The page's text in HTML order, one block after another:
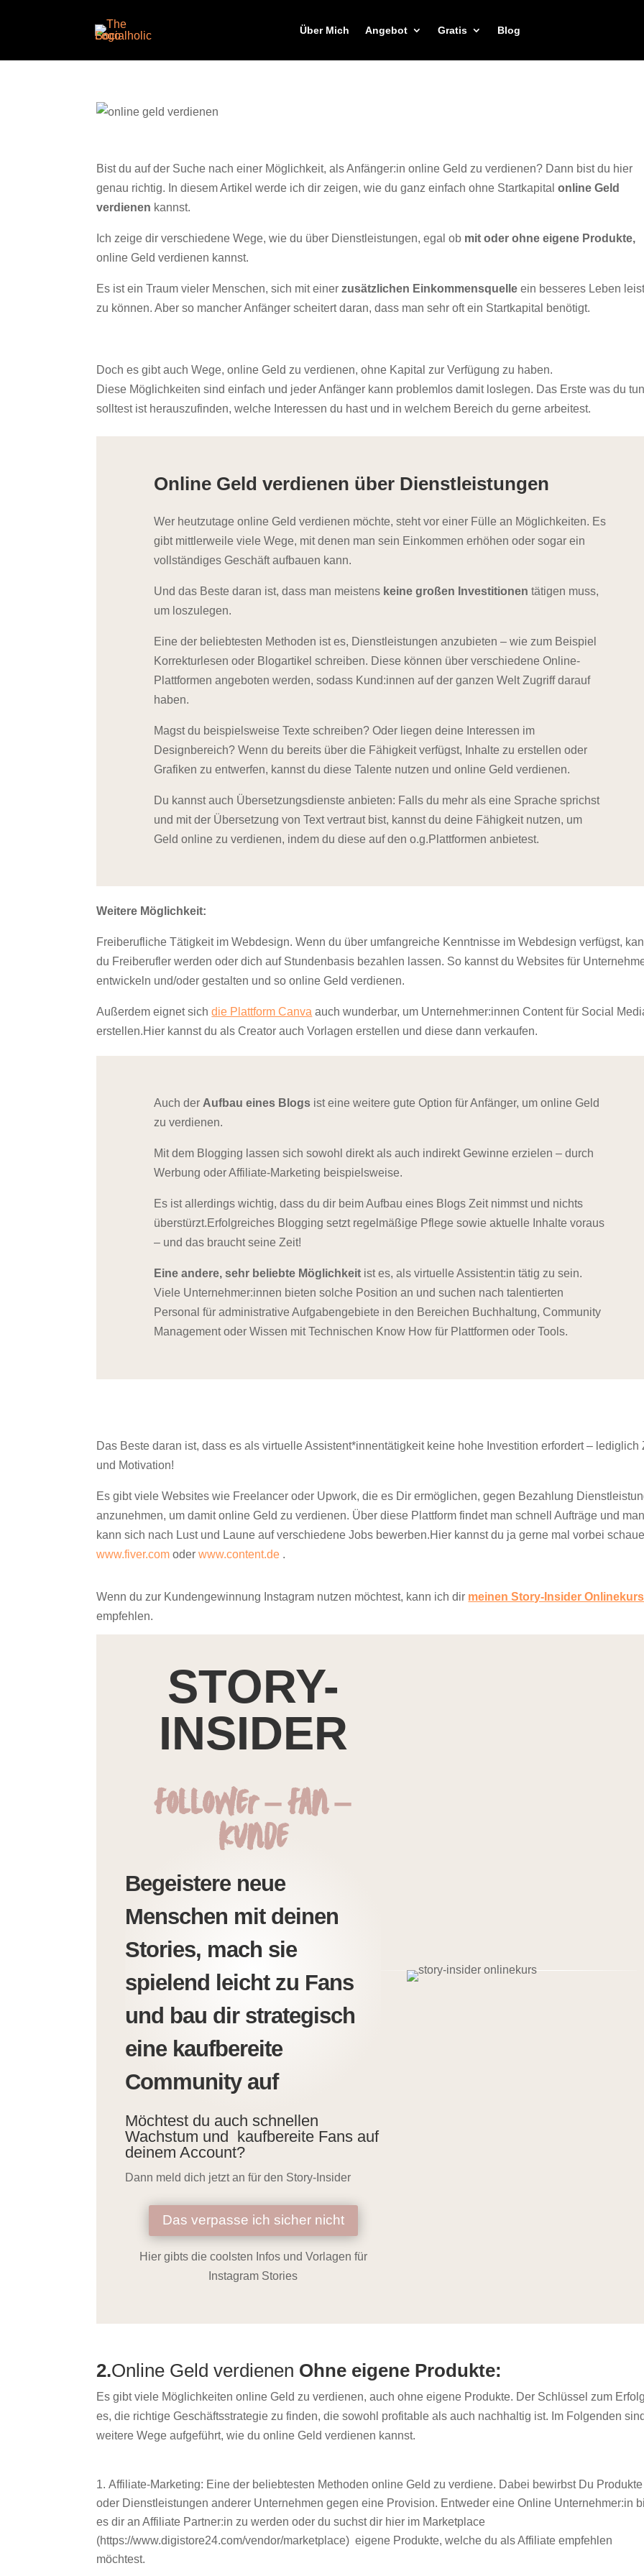
Über Mich Angebot Gratis Blog
Bist du auf der Suche nach einer Möglichkeit, als Anfänger:in online Geld zu verdienen? Dann bist du hier
genau richtig. In diesem Artikel werde ich dir zeigen, wie du ganz einfach ohne Startkapitalonline Geld
verdienen kannst.
Ich zeige dir verschiedene Wege, wie du über Dienstleistungen, egal ob mit oder ohne eigene Produkte,
online Geld verdienen kannst.
Es ist ein Traum vieler Menschen, sich mit einerzusätzlichen Einkommensquelle ein besseres Leben
zu können. Aber so mancher Anfänger scheitert daran, dass man sehr oft ein Startkapital benötigt.
Doch es gibt auch Wege, online Geld zu verdienen, ohne Kapital zur Verfügung zu haben.
Diese Möglichkeiten sind einfach und jeder Anfänger kann problemlos damit loslegen. Das Erste was du tun
solltest ist herauszufinden, welche Interessen du hast und in welchem Bereich du gerne arbeitest.
Online Geld verdienen über Dienstleistungen
Wer heutzutage online Geld verdienen möchte, steht vor einer Fülle an Möglichkeiten. Es
gibt mittlerweile viele Wege, mit denen man sein Einkommen erhöhen oder sogar ein
vollständiges Geschäft aufbauen kann.
Und das Beste daran ist, dass man meistens keine großen Investitionen tätigen muss,
um loszulegen.
Eine der beliebtesten Methoden ist es, Dienstleistungen anzubieten – wie zum Beispiel
Korrekturlesen oder Blogartikel schreiben. Diese können über verschiedene Online-
Plattformen angeboten werden, sodass Kund:innen auf der ganzen Welt Zugriff darauf
haben.
Magst du beispielsweise Texte schreiben? Oder liegen deine Interessen im
Designbereich? Wenn du bereits über die Fähigkeit verfügst, Inhalte zu erstellen oder
Grafiken zu entwerfen, kannst du diese Talente nutzen und online Geld verdienen.
Du kannst auch Übersetzungsdienste anbieten: Falls du mehr als eine Sprache sprichst
und mit der Übersetzung von Text vertraut bist, kannst du deine Fähigkeit nutzen, um
Geld online zu verdienen, indem du diese auf den o.g.Plattformen anbietest.
Weitere Möglichkeit:
Freiberufliche Tätigkeit im Webdesign. Wenn du über umfangreiche Kenntnisse im Webdesign verfügst,
du Freiberufler werden oder dich auf Stundenbasis bezahlen lassen. So kannst du Websites für
entwickeln und/oder gestalten und so online Geld verdienen.
Außerdem eignet sichdie Plattform Canva auch wunderbar, um Unternehmer:innen Content für Social
erstellen.Hier kannst du als Creator auch Vorlagen erstellen und diese dann verkaufen.
Auch der Aufbau eines Blogsist eine weitere gute Option für Anfänger, um online Geld
zu verdienen.
Mit dem Blogging lassen sich sowohl direkt als auch indirekt Gewinne erzielen – durch
Werbung oder Affiliate-Marketing beispielsweise.
Es ist allerdings wichtig, dass du dir beim Aufbau eines Blogs Zeit nimmst und nichts
überstürzt.Erfolgreiches Blogging setzt regelmäßige Pflege sowie aktuelle Inhalte voraus
– und das braucht seine Zeit!
Eine andere, sehr beliebte Möglichkeitist es, als virtuelle Assistent:in tätig zu sein.
Viele Unternehmer:innen bieten solche Position an und suchen nach talentierten
Personal für administrative Aufgabengebiete in den Bereichen Buchhaltung, Community
Management oder Wissen mit Technischen Know How für Plattformen oder Tools.
Das Beste daran ist, dass es als virtuelle Assistent*innentätigkeit keine hohe Investition erfordert – lediglich
und Motivation!
Es gibt viele Websites wie Freelancer oder Upwork, die es Dir ermöglichen, gegen Bezahlung
anzunehmen, um damitonline Geld zu verdienen. Über diese Plattform findet man schnell Aufträge und man
kann sich nach Lust und Laune auf verschiedene Jobs bewerben.Hier kannst du ja gerne mal vorbei
www.fiver.com oderwww.content.de .
Wenn du zur Kundengewinnung Instagram nutzen möchtest, kann ich dir meinen Story-Insider Onlinekurs
empfehlen.
STORY-
INSIDER
Follower – Fan –
Kunde
Begeistere neue
Menschen mit deinen
Stories, mach sie
spielend leicht zu Fans
und bau dir strategisch
eine kaufbereite
Community auf
Möchtest du auch schnellen
Wachstum und kaufbereite Fans auf
deinem Account?
Dann meld dich jetzt an für den Story-Insider
Das verpasse ich sicher nicht
Hier gibts die coolsten Infos und Vorlagen für
Instagram Stories
2.Online Geld verdienen Ohne eigene Produkte:
Es gibt viele Möglichkeitenonline Geld zu verdienen, auch ohne eigene Produkte. Der Schlüssel zum
es, die richtige Geschäftsstrategie zu finden, die sowohl profitable als auch nachhaltig ist. Im Folgenden sind
weitere Wege aufgeführt, wie du online Geld verdienen kannst.
Affiliate-Marketing: Eine der beliebtesten Methoden online Geld zu verdiene. Dabei bewirbst Du Produkte
oder Dienstleistungen anderer Unternehmen gegen eine Provision. Entweder eine Online Unternehmer:in
es dir an Affiliate Partner:in zu werden oder du suchst dir hier im Marketplace
(https://www.digistore24.com/vendor/marketplace) eigene Produkte, welche du als Affiliate empfehlen
möchtest.